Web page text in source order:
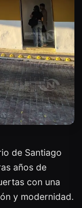
de Santiago
años de
con una
y modernidad.